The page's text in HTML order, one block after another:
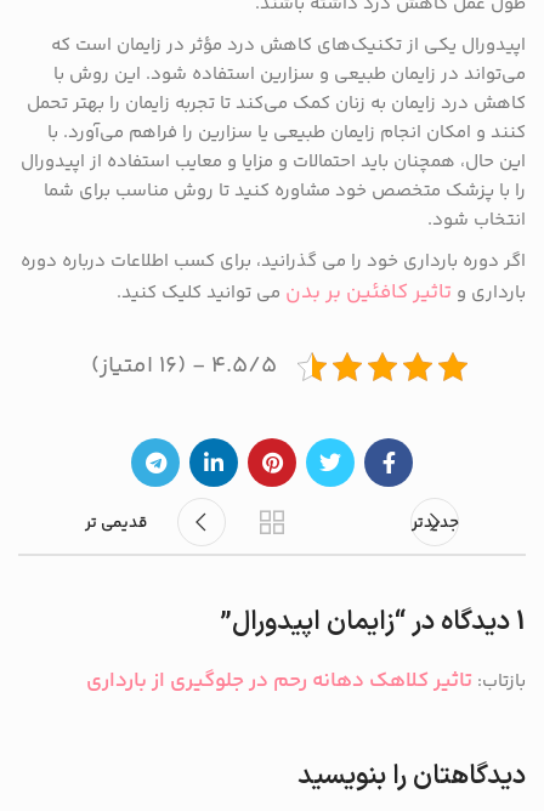
اپیدورال یکی از تکنیک‌های کاهش درد مؤثر در زایمان است که
می‌تواند در زایمان طبیعی و سزارین استفاده شود. این روش با
کاهش درد زایمان به زنان کمک می‌کند تا تجربه زایمان را بهتر تحمل
کنند و امکان انجام زایمان طبیعی یا سزارین را فراهم می‌آورد. با
این حال، همچنان باید احتمالات و مزایا و معایب استفاده از اپیدورال
را با پزشک متخصص خود مشاوره کنید تا روش مناسب برای شما
انتخاب شود.
اگر دوره بارداری خود را می گذرانید، برای کسب اطلاعات درباره دوره
بارداری و تاثیر کافئین بر بدن می توانید کلیک کنید.
۴.۵/۵ - (۱۶ امتیاز)
جدیدتر قدیمی تر
1 دیدگاه در “ زایمان اپیدورال”
بازتاب: تاثیر کلاهک دهانه رحم در جلوگیری از بارداری
دیدگاهتان را بنویسید